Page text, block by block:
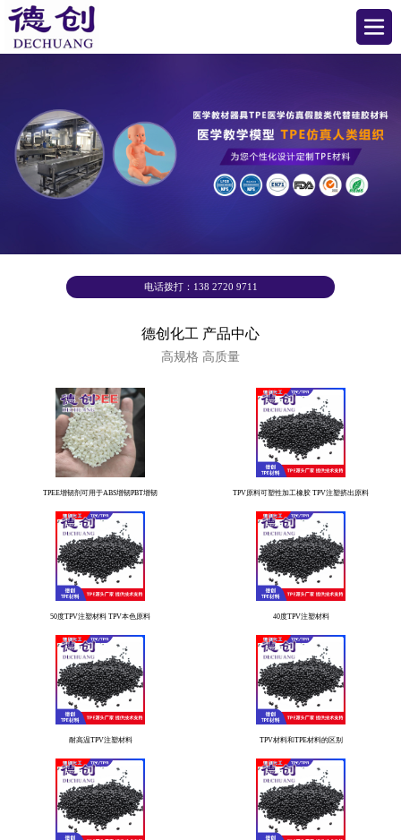
电话拨打：138 2720 9711
德创化工 产品中心
高规格 高质量
TPEE增韧剂可用于ABS增韧PBT增韧 TPV原料可塑性加工橡胶 TPV注塑挤出原料
50度TPV注塑材料 TPV本色原料 40度TPV注塑材料
耐高温TPV注塑材料 TPV材料和TPE材料的区别